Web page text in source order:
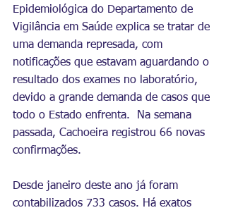
Epidemiológica do Departamento de
Vigilância em Saúde explica se tratar de
uma demanda represada, com
notificações que estavam aguardando o
resultado dos exames no laboratório,
devido a grande demanda de casos que
todo o Estado enfrenta.  Na semana
passada, Cachoeira registrou 66 novas
confirmações.
Desde janeiro deste ano já foram
contabilizados 733 casos. Há exatos